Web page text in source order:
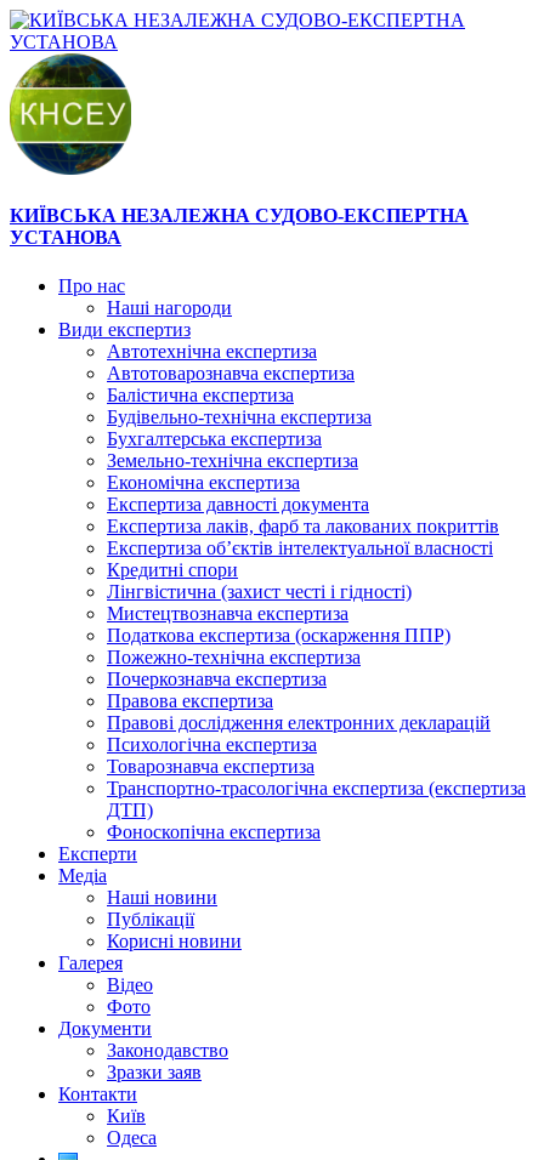
КИЇВСЬКА НЕЗАЛЕЖНА СУДОВО-ЕКСПЕРТНА
УСТАНОВА
Про нас
Наші нагороди
Види експертиз
Автотехнічна експертиза
Автотоварознавча експертиза
Балістична експертиза
Будівельно-технічна експертиза
Бухгалтерська експертиза
Земельно-технічна експертиза
Економічна експертиза
Експертиза давності документа
Експертиза лаків, фарб та лакованих покриттів
Експертиза об’єктів інтелектуальної власності
Кредитні спори
Лінгвістична (захист честі і гідності)
Мистецтвознавча експертиза
Податкова експертиза (оскарження ППР)
Пожежно-технічна експертиза
Почеркознавча експертиза
Правова експертиза
Правові дослідження електронних декларацій
Психологічна експертиза
Товарознавча експертиза
Транспортно-трасологічна експертиза (експертиза
ДТП)
Фоноскопічна експертиза
Експерти
Медіа
Наші новини
Публікації
Корисні новини
Галерея
Відео
Фото
Документи
Законодавство
Зразки заяв
Контакти
Київ
Одеса